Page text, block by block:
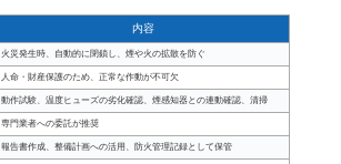
内容
火災発生時、自動的に閉鎖し、煙や火の拡散を防ぐ
人命・財産保護のため、正常な作動が不可欠
動作試験、温度ヒューズの劣化確認、煙感知器との連動確認、清掃
専門業者への委託が推奨
報告書作成、整備計画への活用、防火管理記録として保管